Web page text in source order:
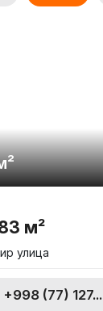
м²
улица
+998 (77) 127...